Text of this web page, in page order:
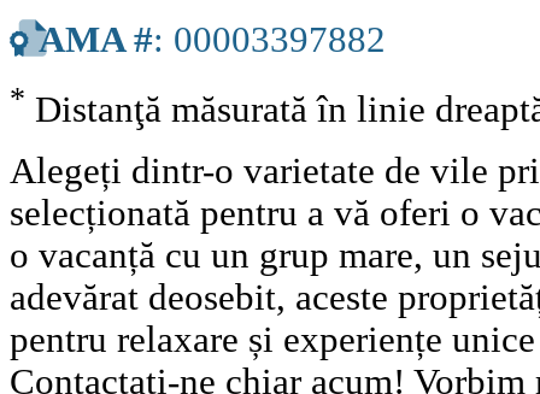
AMA #: 00003397882
* Distanţă măsurată în linie
Alegeți dintr-o varietate de vile
selecționată pentru a vă oferi o
o vacanță cu un grup mare, un
adevărat deosebit, aceste
pentru relaxare și experiențe
Contactați-ne chiar acum! Vorbim